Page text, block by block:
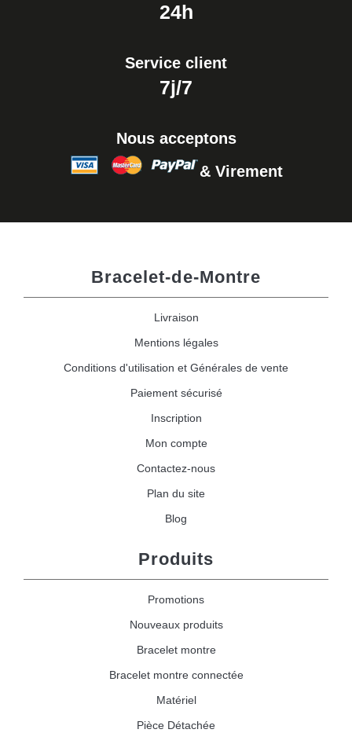
24h
Service client
7j/7
Nous acceptons
& Virement
Bracelet-de-Montre
Livraison
Mentions légales
Conditions d'utilisation et Générales de vente
Paiement sécurisé
Inscription
Mon compte
Contactez-nous
Plan du site
Blog
Produits
Promotions
Nouveaux produits
Bracelet montre
Bracelet montre connectée
Matériel
Pièce Détachée